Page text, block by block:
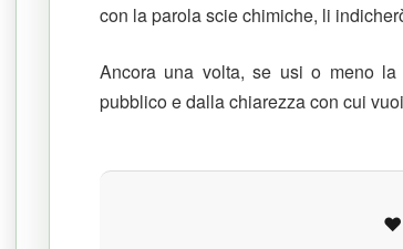
con la parola scie chimiche, li
Ancora una volta, se usi o meno
pubblico e dalla chiarezza con cui
❤️